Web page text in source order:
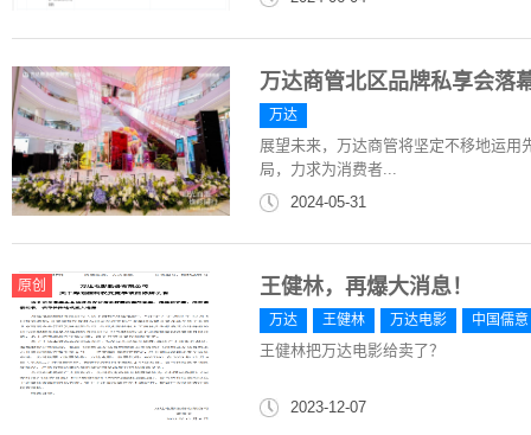
万达商管北区品牌私享会落
万达
展望未来，万达商管将坚定不移地运
局，力求为消费者...
2024-05-31
原创 王健林，再爆大消息！
万达 王健林 万达电影 中国儒意
王健林把万达电影给卖了？
2023-12-07